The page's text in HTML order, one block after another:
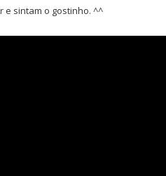
e sintam o gostinho. ^^